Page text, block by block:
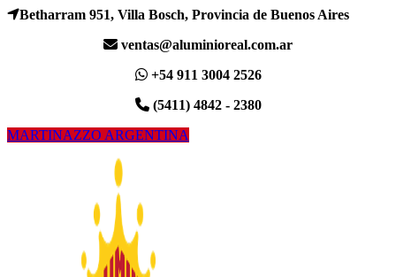
Betharram 951, Villa Bosch, Provincia de Buenos Aires
ventas@aluminioreal.com.ar
+54 911 3004 2526
(5411) 4842 - 2380
MARTINAZZO ARGENTINA